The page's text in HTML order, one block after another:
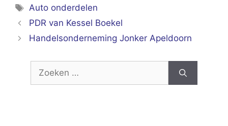
Tags
Auto onderdelen
PDR van Kessel Boekel
Handelsonderneming Jonker Apeldoorn
Zoek